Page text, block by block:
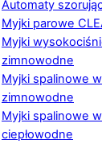
Automaty
Myjki parowe
Myjki
zimnowodne
Myjki spalinowe
zimnowodne
Myjki spalinowe
ciepłowodne